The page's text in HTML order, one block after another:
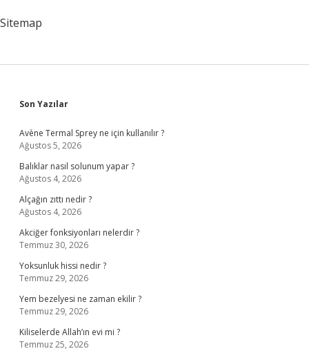
Sitemap
Sidebar
Son Yazılar
Avène Termal Sprey ne için kullanılır ?
Ağustos 5, 2026
Balıklar nasıl solunum yapar ?
Ağustos 4, 2026
Alçağın zıttı nedir ?
Ağustos 4, 2026
Akciğer fonksiyonları nelerdir ?
Temmuz 30, 2026
Yoksunluk hissi nedir ?
Temmuz 29, 2026
Yem bezelyesi ne zaman ekilir ?
Temmuz 29, 2026
Kiliselerde Allah’ın evi mi ?
Temmuz 25, 2026